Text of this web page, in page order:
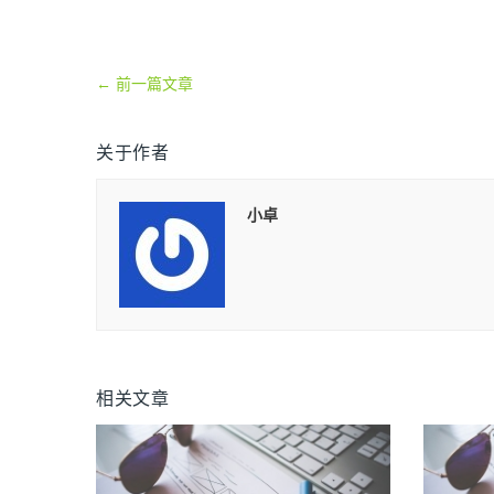
← 前一篇文章
关于作者
小卓
相关文章